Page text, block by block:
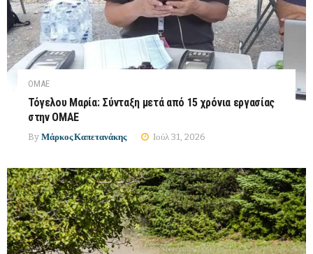
ΟΜΑΕ
Τόγελου Μαρία: Σύνταξη μετά από 15 χρόνια εργασίας
στην ΟΜΑΕ
By Μάρκος Καπετανάκης Ιούλ 31, 2026